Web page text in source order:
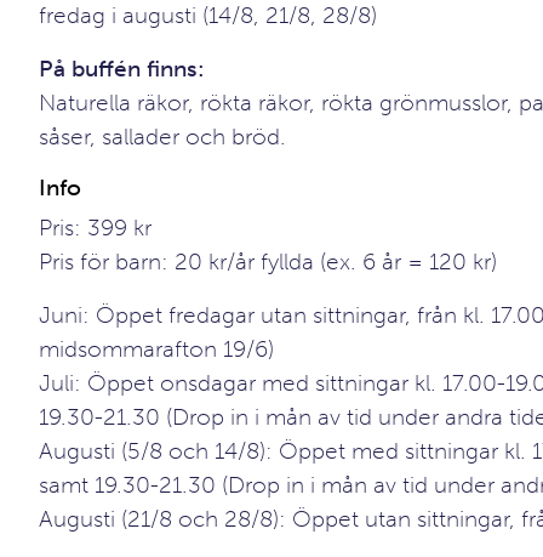
fredag i augusti (14/8, 21/8, 28/8)
På buffén finns:
Naturella räkor, rökta räkor, rökta grönmusslor,
såser, sallader och bröd.
Info
Pris: 399 kr
Pris för barn: 20 kr/år fyllda (ex. 6 år = 120 kr)
Juni: Öppet fredagar utan sittningar, från kl.
midsommarafton 19/6)
Juli: Öppet onsdagar med sittningar kl. 17.00-
19.30-21.30 (Drop in i mån av tid under andra
Augusti (5/8 och 14/8): Öppet med sittningar kl.
samt 19.30-21.30 (Drop in i mån av tid under
Augusti (21/8 och 28/8): Öppet utan sittningar,